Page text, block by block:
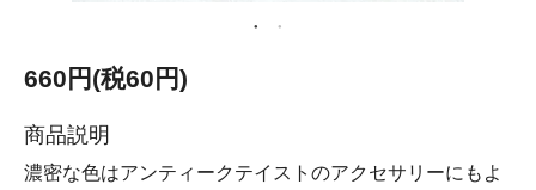
660円(税60円)
商品説明
濃密な色はアンティークテイストのアクセサリーにもよ